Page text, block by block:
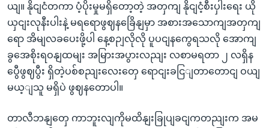
ယျ။ နိုငျငံတကာ ပံ့ပိုးမှုမရှိတော့တဲ့ အတှကျ နိုငျငံ့စီးပှါးရေး ယို
ယှငျးလုနီးပါးနဲ့ မရရောဖွဈနခြေိနျမှာ အစားအသောကျအတှကျ
ရော အိမျလခပေးဖို့ပါ နေ့စဉျလိုလို ပူပငျနကွေရသလို အောကျ
ခွအေစိုးရဝနျထမျး အမြားအပွားလညျး လစာမရတာ ၂ လရှိန
ပွေီဖွဈပွီး ရှိတဲ့ပစ်စညျးလေးတှေ ရောငျးခငြျတာတောငျ ဝယျ
မယ့ျသူ မရှိပဲ ဖွဈနတောပါ။
တာလီဘနျတှေ ကာဘူးလျကိုမထိနျးခြုပျခငျကတညျးက အမ